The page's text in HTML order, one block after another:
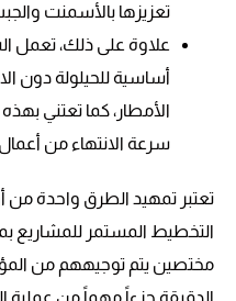
تعزيزها بالأسمنت
علاوة على ذلك، تعمل
أساسية للحيلولة دون
الأمطار، كما تعتني
سرعة الانتهاء من أعمال
تعتبر تمهيد الطرق واحدة من
التخطيط المستمر للمشاريع
مختصين يتم توجيههم من
الدقيقة جزءاً مهماً من عملية